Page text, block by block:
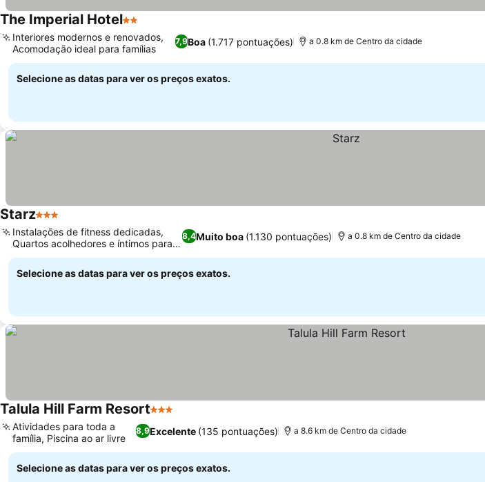
The Imperial Hotel2 Estrelas
7,9Boa (1.717 pontuações)
Interiores modernos e renovados,
Acomodação ideal para famílias
a 0.8 km de Centro da cidade
Selecione as datas para ver os preços exatos.
Starz3 Estrelas
8,4Muito boa (1.130 pontuações)
Instalações de fitness dedicadas,
Quartos acolhedores e íntimos para
casais
a 0.8 km de Centro da cidade
Selecione as datas para ver os preços exatos.
Talula Hill Farm Resort3 Estrelas
8,9Excelente (135 pontuações)
Atividades para toda a
família, Piscina ao ar livre
a 8.6 km de Centro da cidade
Selecione as datas para ver os preços exatos.